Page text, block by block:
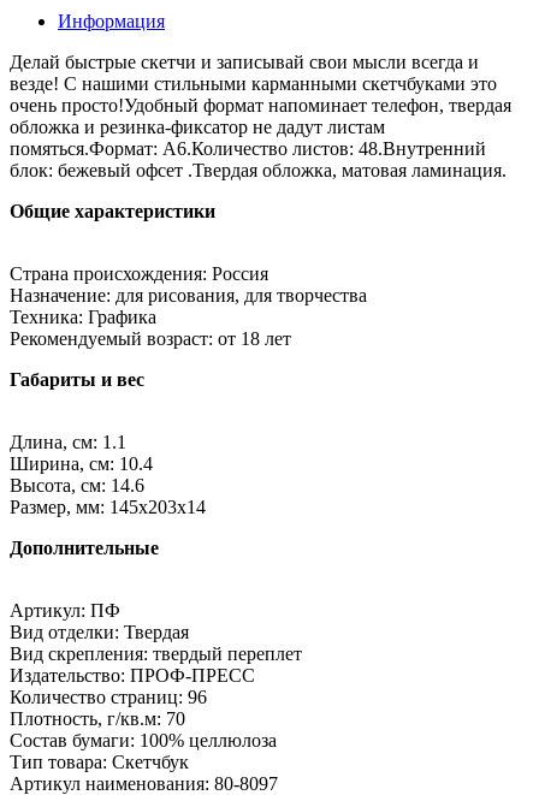
Информация
Делай быстрые скетчи и записывай свои мысли всегда и
везде! С нашими стильными карманными скетчбуками это
очень просто!Удобный формат напоминает телефон, твердая
обложка и резинка-фиксатор не дадут листам
помяться.Формат: А6.Количество листов: 48.Внутренний
блок: бежевый офсет .Твердая обложка, матовая ламинация.
Общие характеристики
Страна происхождения: Россия
Назначение: для рисования, для творчества
Техника: Графика
Рекомендуемый возраст: от 18 лет
Габариты и вес
Длина, см: 1.1
Ширина, см: 10.4
Высота, см: 14.6
Размер, мм: 145х203х14
Дополнительные
Артикул: ПФ
Вид отделки: Твердая
Вид скрепления: твердый переплет
Издательство: ПРОФ-ПРЕСС
Количество страниц: 96
Плотность, г/кв.м: 70
Состав бумаги: 100% целлюлоза
Тип товара: Скетчбук
Артикул наименования: 80-8097